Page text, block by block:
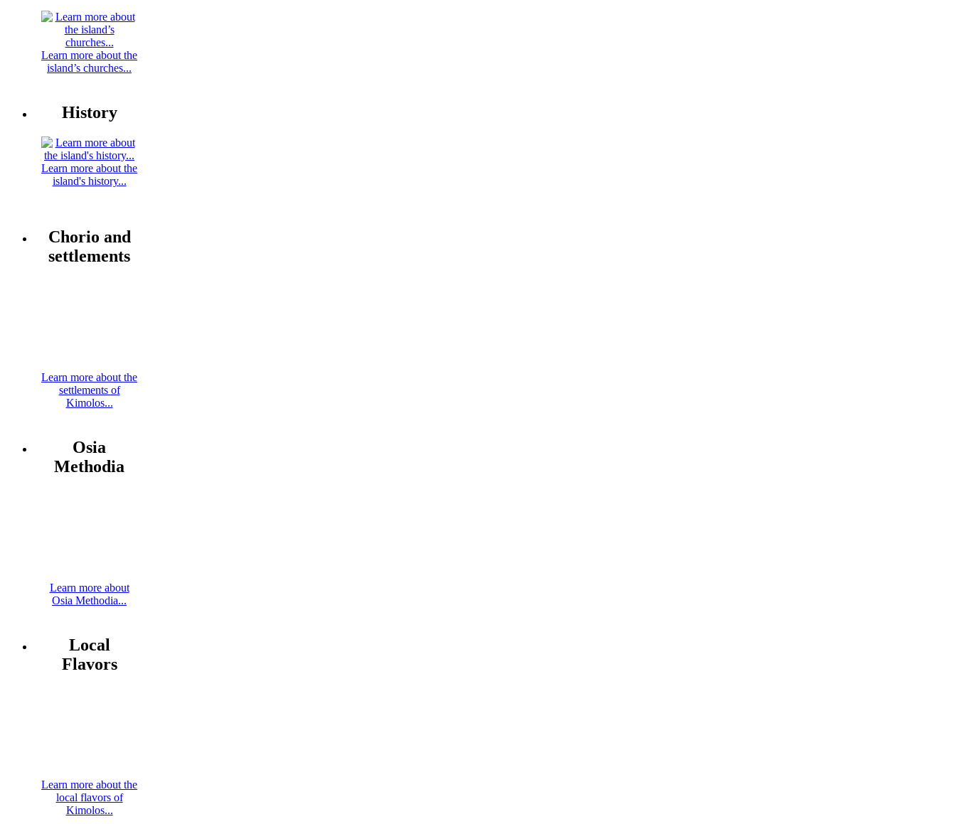
Learn more about the
island’s churches...
History
Learn more about the
island's history...
Chorio and
settlements
Learn more about the
settlements of
Kimolos...
Osia
Methodia
Learn more about
Osia Methodia...
Local
Flavors
Learn more about the
local flavors of
Kimolos...